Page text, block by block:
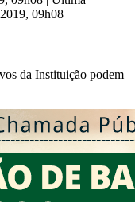
09h08
da Instituição podem